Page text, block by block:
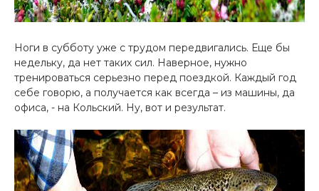
Ноги в субботу уже с трудом передвигались. Еще бы
недельку, да нет таких сил. Наверное, нужно
тренироваться серьезно перед поездкой. Каждый год
себе говорю, а получается как всегда – из машины, да
офиса, - на Кольский. Ну, вот и результат.